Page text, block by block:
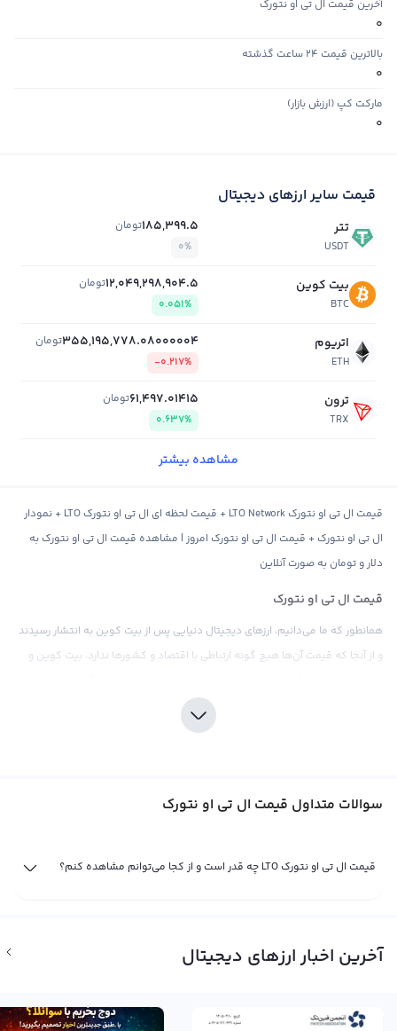
آخرین قیمت ال تی او نتورک
0
بالاترین قیمت ۲۴ ساعت گذشته
0
مارکت کپ (ارزش بازار)
0
قیمت سایر ارزهای دیجیتال
تتر
USDT
185,399.5تومان
0%
بیت کوین
BTC
12,049,298,904.5تومان
0.051%
اتریوم
ETH
355,195,778.08000004تومان
-0.217%
ترون
TRX
61,497.01415تومان
0.637%
مشاهده بیشتر
قیمت ال تی او نتورک LTO Network + قیمت لحظه ای ال تی او نتورک LTO + نمودار
ال تی او نتورک + قیمت ال تی او نتورک امروز | مشاهده قیمت ال تی او نتورک به
دلار و تومان به صورت آنلاین
قیمت ال تی او نتورک
همانطور که ما می‌دانیم، ارزهای دیجیتال دنیایی پس از بیت کوین به انتشار رسیدند
و از آنجا که قیمت آن‌ها هیچ گونه ارتباطی با اقتصاد و کشورها ندارد، بیت کوین و
بازار مالی به‌شمار می‌روند. ارزهای دیجیتال نه تنها ابزاری برای سرمایه‌گذاری به‌حساب
می‌آیند، بلکه برای فعالیت های گسترده‌تر هم مورد استفاده قرار می گیرند. ال تی او
Network شناخته می‌شود و در حال حاضر در برخی صرافی‌ها قابل معامله است.
دیجیتال تعیین می‌شود. با این حال، در حال حاضر به دلیل کمتر بودن سابقه و عدم
در سیستم‌های رایانه‌ای، قیمت آن نیز می‌تواند روند صعودی داشته باشد و به یک
مربوط به ال تی او نتورک در صرافی‌ها بر روی قیمت آن تاثیر می‌گذارد و می‌تواند آن را
سوالات متداول قیمت ال تی او نتورک
قیمت ال تی او نتورک LTO چه قدر است و از کجا می‌توانم مشاهده کنم؟
آخرین اخبار ارزهای دیجیتال